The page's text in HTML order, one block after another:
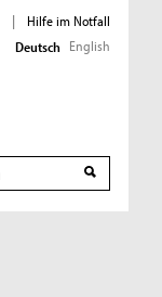
|
Hilfe im Notfall
Deutsch English